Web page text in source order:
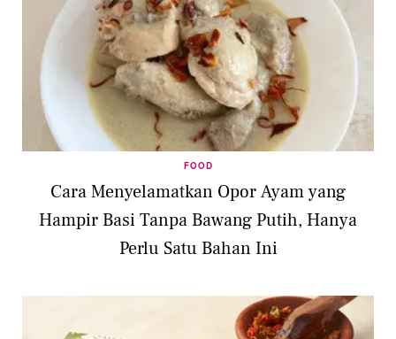
FOOD
Cara Menyelamatkan Opor Ayam yang
Hampir Basi Tanpa Bawang Putih, Hanya
Perlu Satu Bahan Ini